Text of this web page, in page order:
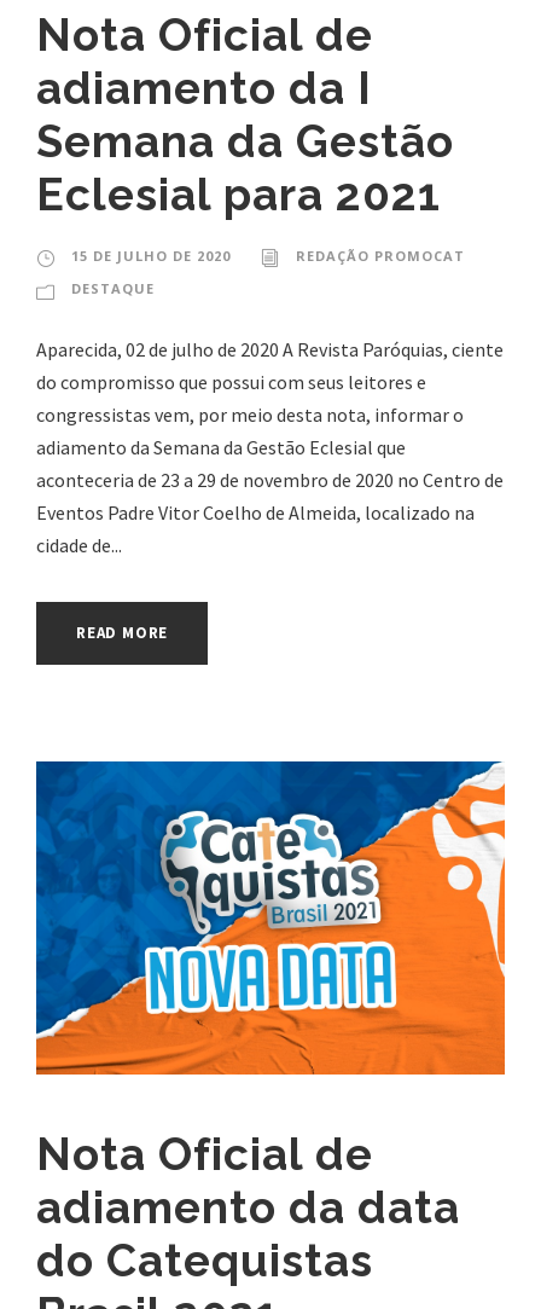
Nota Oficial de
adiamento da I
Semana da Gestão
Eclesial para 2021
15 DE JULHO DE 2020
REDAÇÃO PROMOCAT
DESTAQUE
Aparecida, 02 de julho de 2020 A Revista Paróquias, ciente
do compromisso que possui com seus leitores e
congressistas vem, por meio desta nota, informar o
adiamento da Semana da Gestão Eclesial que
aconteceria de 23 a 29 de novembro de 2020 no Centro de
Eventos Padre Vitor Coelho de Almeida, localizado na
cidade de...
READ MORE
Nota Oficial de
adiamento da data
do Catequistas